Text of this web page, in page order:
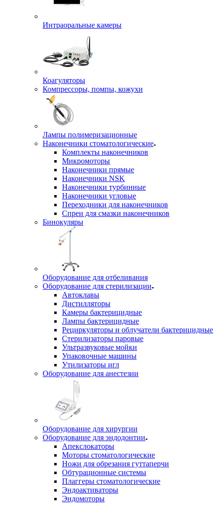
Интраоральные камеры
Коагуляторы
Компрессоры, помпы, кожухи
Лампы полимеризационные
Наконечники стоматологические
Комплекты наконечников
Микромоторы
Наконечники прямые
Наконечники NSK
Наконечники турбинные
Наконечники угловые
Переходники для наконечников
Спреи для смазки наконечников
Бинокуляры
Оборудование для отбеливания
Оборудование для стерилизации
Автоклавы
Дистилляторы
Камеры бактерицидные
Лампы бактерицидные
Рециркуляторы и облучатели бактерицидные
Стерилизаторы паровые
Ультразвуковые мойки
Упаковочные машины
Утилизаторы игл
Оборудование для анестезии
Оборудование для хирургии
Оборудование для эндодонтии
Апекслокаторы
Моторы стоматологические
Ножи для обрезания гуттаперчи
Обтурационные системы
Плаггеры стоматологические
Эндоактиваторы
Эндомоторы